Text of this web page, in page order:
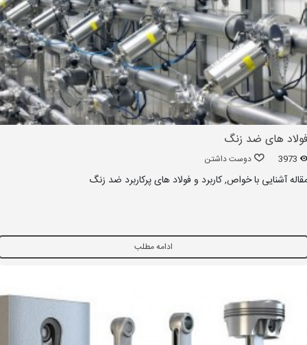
های ضد زنگ
3973 دوست داشتن
آشنایی با خواص, کاربرد و فولاد های پرکاربرد ضد زنگ
ادامه مطلب